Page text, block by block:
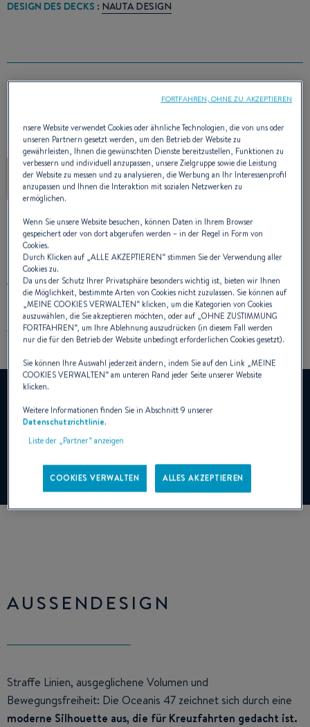
DESIGN DES DECKS : NAUTA DESIGN
VIDEO DER OCEANIS 47
Um dieses Video anzuzeigen, müssen Sie zuvor die
Verwendung von Funktions-Cookies auf unserer Seite
Cookies verwalten
AUSSENDESIGN
Straffe Linien, ausgeglichene Volumen und
Bewegungsfreiheit: Die Oceanis 47 zeichnet sich durch eine
moderne Silhouette aus, die für Kreuzfahrten gedacht ist.
nsere Website verwendet Cookies oder ähnliche Technologien, die von uns oder
unseren Partnern gesetzt werden, um den Betrieb der Website zu
gewährleisten, Ihnen die gewünschten Dienste bereitzustellen, Funktionen zu
verbessern und individuell anzupassen, unsere Zielgruppe sowie die Leistung
der Website zu messen und zu analysieren, die Werbung an Ihr Interessenprofil
anzupassen und Ihnen die Interaktion mit sozialen Netzwerken zu
ermöglichen.
Wenn Sie unsere Website besuchen, können Daten in Ihrem Browser
gespeichert oder von dort abgerufen werden – in der Regel in Form von
Cookies.
Durch Klicken auf „ALLE AKZEPTIEREN“ stimmen Sie der Verwendung aller
Cookies zu.
Da uns der Schutz Ihrer Privatsphäre besonders wichtig ist, bieten wir Ihnen
die Möglichkeit, bestimmte Arten von Cookies nicht zuzulassen. Sie können auf
„MEINE COOKIES VERWALTEN“ klicken, um die Kategorien von Cookies
auszuwählen, die Sie akzeptieren möchten, oder auf „OHNE ZUSTIMMUNG
FORTFAHREN“, um Ihre Ablehnung auszudrücken (in diesem Fall werden
nur die für den Betrieb der Website unbedingt erforderlichen Cookies gesetzt).
Sie können Ihre Auswahl jederzeit ändern, indem Sie auf den Link „MEINE
COOKIES VERWALTEN“ am unteren Rand jeder Seite unserer Website
klicken.
Weitere Informationen finden Sie in Abschnitt 9 unserer
Datenschutzrichtlinie.
Liste der „Partner“ anzeigen
COOKIES VERWALTEN ALLES AKZEPTIEREN
FORTFAHREN, OHNE ZU AKZEPTIEREN